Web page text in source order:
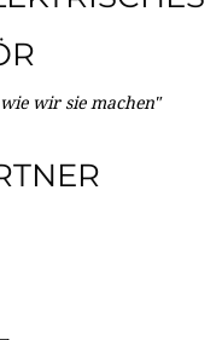
wir sie machen"